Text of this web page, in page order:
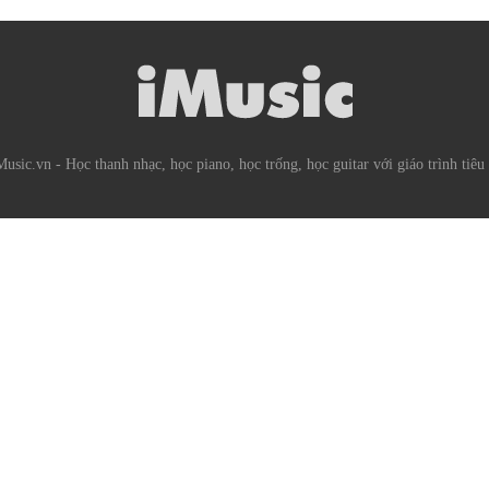
- Học thanh nhạc, học piano, học trống, học guitar với giáo trình tiêu